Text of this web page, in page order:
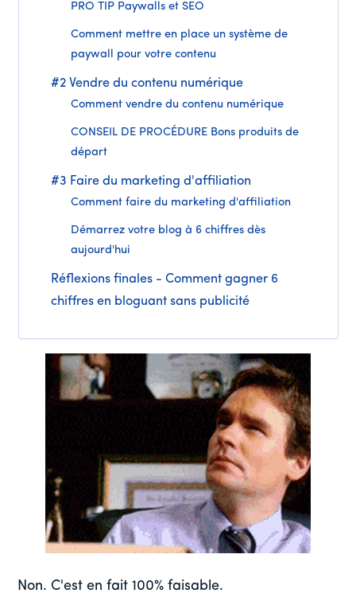
PRO TIP Paywalls et SEO
Comment mettre en place un système de
paywall pour votre contenu
#2 Vendre du contenu numérique
Comment vendre du contenu numérique
CONSEIL DE PROCÉDURE Bons produits de
départ
#3 Faire du marketing d'affiliation
Comment faire du marketing d'affiliation
Démarrez votre blog à 6 chiffres dès
aujourd'hui
Réflexions finales - Comment gagner 6
chiffres en bloguant sans publicité
Non. C'est en fait 100% faisable.